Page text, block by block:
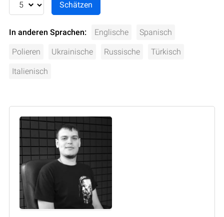
In anderen Sprachen: Englische Spanisch
Polieren Ukrainische Russische Türkisch
Italienisch